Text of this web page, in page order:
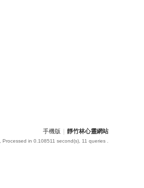
手機版 靜竹林心靈網站
, Processed in 0.108511 second(s), 11 queries .